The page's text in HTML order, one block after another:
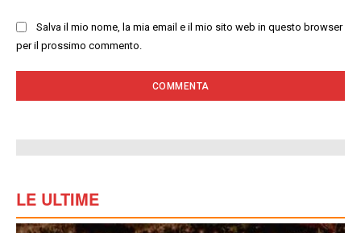
Salva il mio nome, la mia email e il mio sito web in questo browser
per il prossimo commento.
LE ULTIME